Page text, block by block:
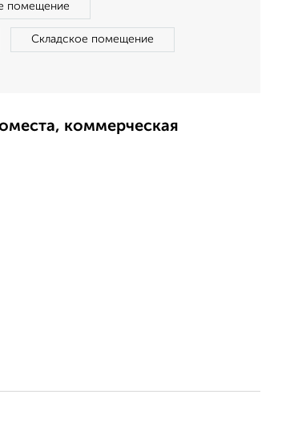
помещение
Складское помещение
коммерческая